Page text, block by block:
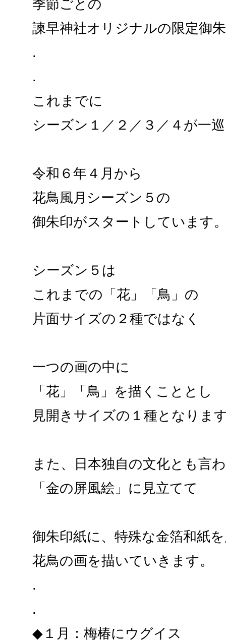
季節ごとの
諫早神社オリジナルの限定御
.
.
これまでに
シーズン１／２／３／４が一
令和６年４月から
花鳥風月シーズン５の
御朱印がスタートしています
シーズン５は
これまでの「花」「鳥」の
片面サイズの２種ではなく
一つの画の中に
「花」「鳥」を描くこととし
見開きサイズの１種となりま
また、日本独自の文化とも言
「金の屏風絵」に見立てて
御朱印紙に、特殊な金箔和紙
花鳥の画を描いていきます。
.
.
◆１月：梅椿にウグイス